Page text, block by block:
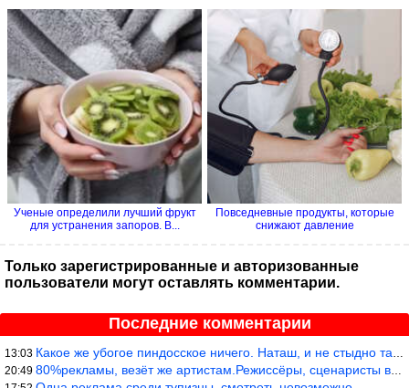
Ученые определили лучший фрукт
для устранения запоров. В...
Повседневные продукты, которые
снижают давление
Только зарегистрированные и авторизованные
пользователи могут оставлять комментарии.
Последние комментарии
13:03 Какое же убогое пиндосское ничего. Наташ, и не стыдно такую фигн
20:49 80%рекламы, везёт же артистам.Режиссёры, сценаристы вы где или к